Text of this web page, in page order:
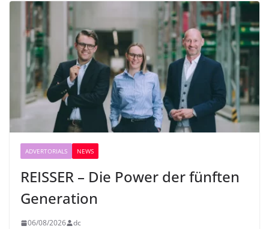
ADVERTORIALS NEWS
REISSER – Die Power der fünften
Generation
06/08/2026 dc